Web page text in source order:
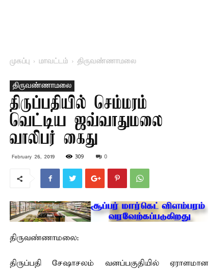
முகப்பு மாவட்டம் திருவண்ணாமலை
திருவண்ணாமலை
திருப்பதியில் செம்மரம்
வெட்டிய ஜவ்வாதுமலை
வாலிபர் கைது
February 26, 2019 309 0
திருவண்ணாமலை:
திருப்பதி சேஷாசலம் வனப்பகுதியில் ஏராளமான